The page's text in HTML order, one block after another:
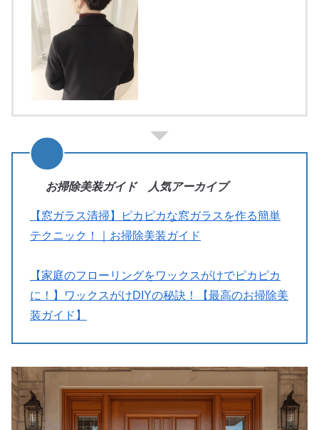
お掃除美装ガイド 人気アーカイブ
【窓ガラス清掃】ピカピカな窓ガラスを作る簡単
テクニック！｜お掃除美装ガイド
【家庭のフローリングをワックスがけでピカピカ
に！】ワックスがけDIYの秘訣！【最高のお掃除美
装ガイド】